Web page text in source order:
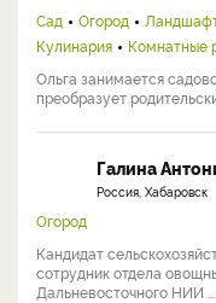
Сад Огород
Кулинария
Комнатные
Ольга занимается
преобразует
Галина
Россия, Хабаровск
Огород
Кандидат
сотрудник отдела
Дальневосточного НИИ ...